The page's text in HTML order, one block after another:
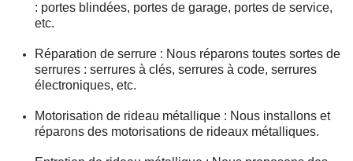
: portes blindées, portes de garage, portes de service,
etc.
Réparation de serrure : Nous réparons toutes sortes de
serrures : serrures à clés, serrures à code, serrures
électroniques, etc.
Motorisation de rideau métallique : Nous installons et
réparons des motorisations de rideaux métalliques.